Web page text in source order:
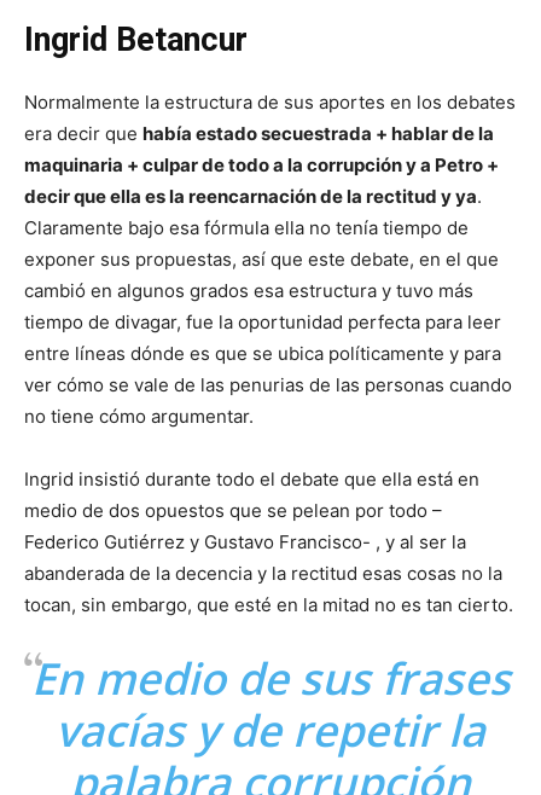
Ingrid Betancur
Normalmente la estructura de sus aportes en los debates
era decir que había estado secuestrada + hablar de la
maquinaria + culpar de todo a la corrupción y a Petro +
decir que ella es la reencarnación de la rectitud y ya.
Claramente bajo esa fórmula ella no tenía tiempo de
exponer sus propuestas, así que este debate, en el que
cambió en algunos grados esa estructura y tuvo más
tiempo de divagar, fue la oportunidad perfecta para leer
entre líneas dónde es que se ubica políticamente y para
ver cómo se vale de las penurias de las personas cuando
no tiene cómo argumentar.
Ingrid insistió durante todo el debate que ella está en
medio de dos opuestos que se pelean por todo –
Federico Gutiérrez y Gustavo Francisco- , y al ser la
abanderada de la decencia y la rectitud esas cosas no la
tocan, sin embargo, que esté en la mitad no es tan cierto.
En medio de sus frases
vacías y de repetir la
palabra corrupción